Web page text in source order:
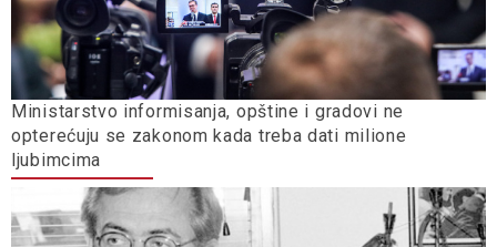
Ministarstvo informisanja, opštine i gradovi ne
opterećuju se zakonom kada treba dati milione
ljubimcima